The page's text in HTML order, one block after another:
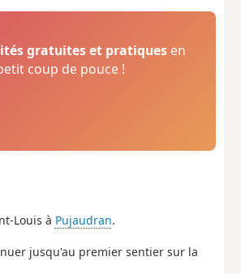
gratuites et pratiques en
coup de pouce !
Louis à Pujaudran.
jusqu'au premier sentier sur la